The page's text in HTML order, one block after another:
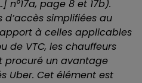
n°17a, page 8 et 17b).
simplifiées au
à celles applicables
de VTC, les chauffeurs
procuré un avantage
Uber. Cet élément est